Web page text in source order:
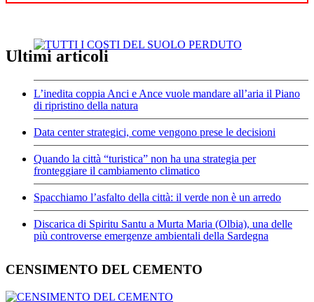
Ultimi articoli
L’inedita coppia Anci e Ance vuole mandare all’aria il Piano
di ripristino della natura
Data center strategici, come vengono prese le decisioni
Quando la città “turistica” non ha una strategia per
fronteggiare il cambiamento climatico
Spacchiamo l’asfalto della città: il verde non è un arredo
Discarica di Spiritu Santu a Murta Maria (Olbia), una delle
più controverse emergenze ambientali della Sardegna
CENSIMENTO DEL CEMENTO